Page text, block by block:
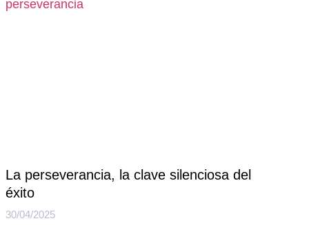
La perseverancia, la clave silenciosa del
éxito
30/04/2025